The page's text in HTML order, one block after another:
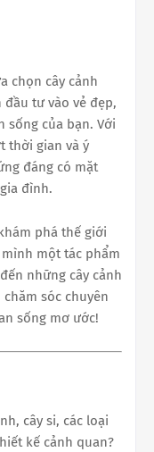
chọn cây cảnh
tư vào vẻ đẹp,
sống của bạn. Với
thời gian và ý
đáng có mặt
đình.
phá thế giới
một tác phẩm
những cây cảnh
sóc chuyên
sống mơ ước!
cây si, các loại
kế cảnh quan?